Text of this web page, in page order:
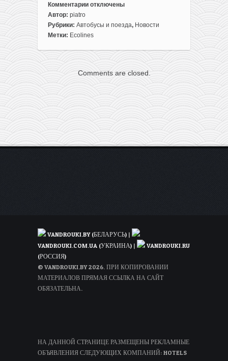
Комментарии
к
записи
Распродажа
поездки
всего
от
5€
отключены
Автор: piatro
Рубрики: Автобусы и поезда, Новости
Метки: Ecolines
Comments are closed.
VANDROUKI.BY (БЕЛАРУСЬ) |
VANDROUKI.COM.UA (УКРАИНА) |
VANDROUKI.RU
(РОССИЯ)
© VANDROUKI.BY 2026. ПРИ КОПИРОВАНИИ
МАТЕРИАЛОВ ПРЯМАЯ ССЫЛКА НА САЙТ
ОБЯЗАТЕЛЬНА.
НА ДАННОЙ СТРАНИЦЕ РАЗМЕЩЕНЫ РЕКЛАМНЫЕ
ОБЪЯВЛЕНИЯ СЛЕДУЮЩИХ КОМПАНИЙ: HOTELS